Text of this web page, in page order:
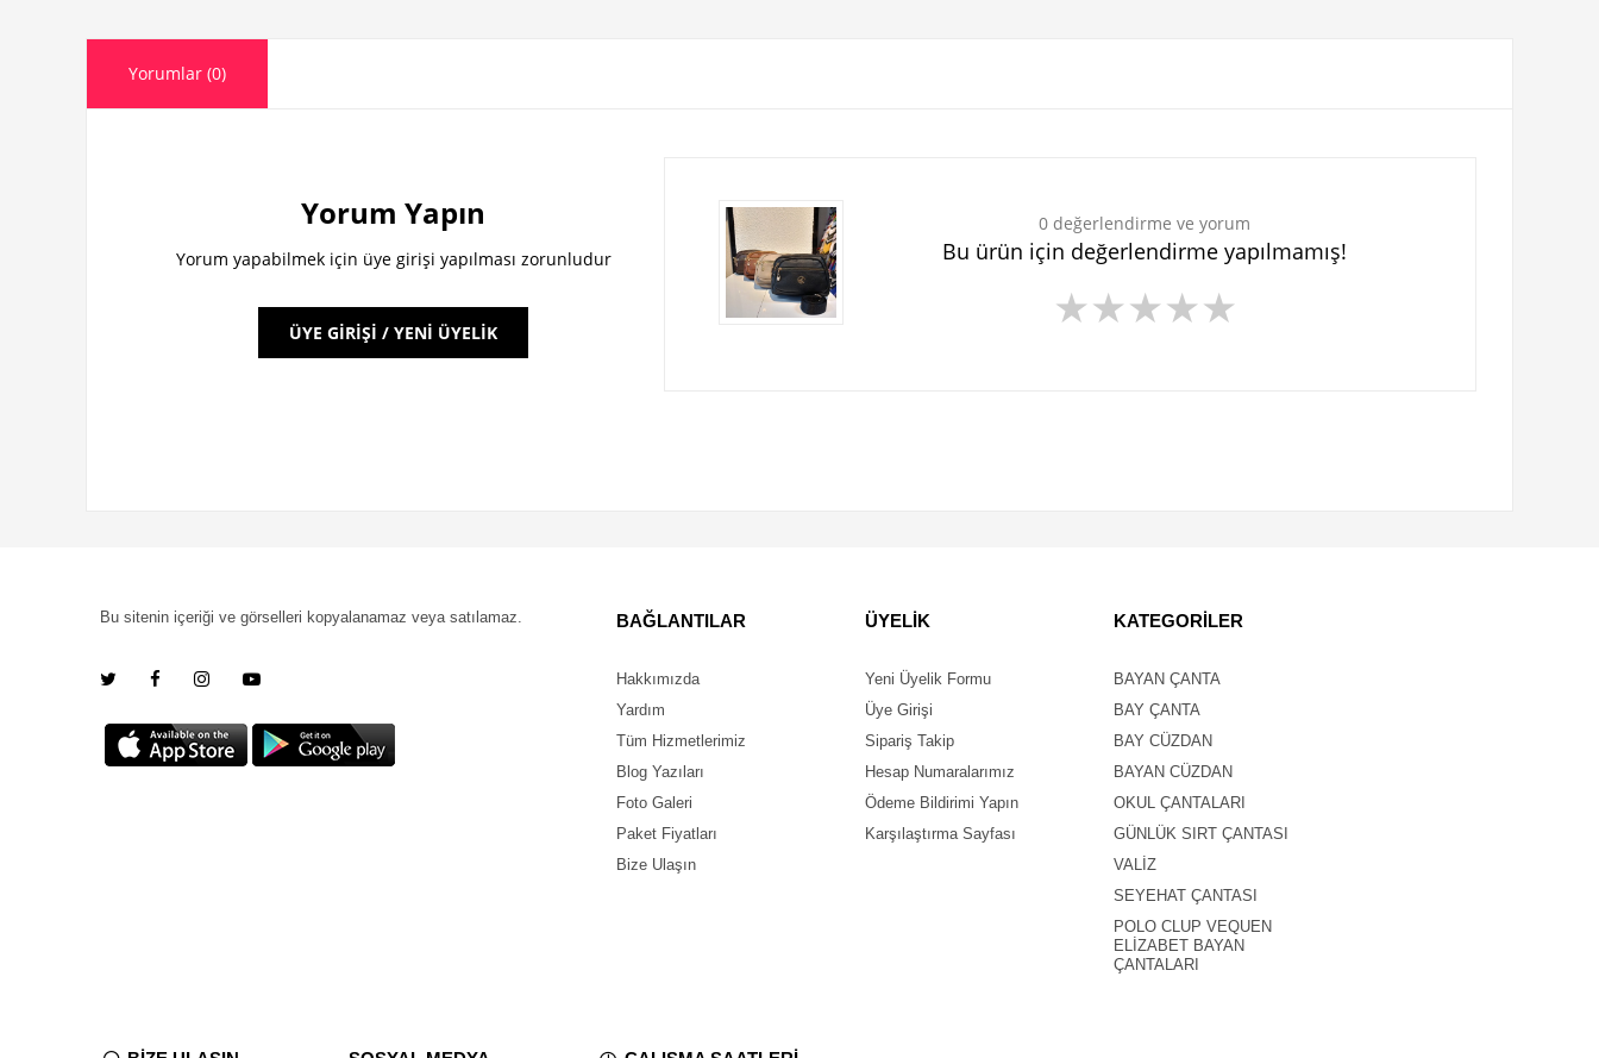
Yorumlar (0)
Yorum Yapın
Yorum yapabilmek için üye girişi yapılması zorunludur
ÜYE GİRİŞİ / YENİ ÜYELİK
0 değerlendirme ve yorum
Bu ürün için değerlendirme yapılmamış!
★★★★★
Bu sitenin içeriği ve görselleri kopyalanamaz veya satılamaz. BAĞLANTILAR
Hakkımızda
Yardım
Tüm Hizmetlerimiz
Blog Yazıları
Foto Galeri
Paket Fiyatları
Bize Ulaşın
ÜYELİK
Yeni Üyelik Formu
Üye Girişi
Sipariş Takip
Hesap Numaralarımız
Ödeme Bildirimi Yapın
Karşılaştırma Sayfası
KATEGORİLER
BAYAN ÇANTA
BAY ÇANTA
BAY CÜZDAN
BAYAN CÜZDAN
OKUL ÇANTALARI
GÜNLÜK SIRT ÇANTASI
VALİZ
SEYEHAT ÇANTASI
POLO CLUP VEQUEN
ELİZABET BAYAN
ÇANTALARI